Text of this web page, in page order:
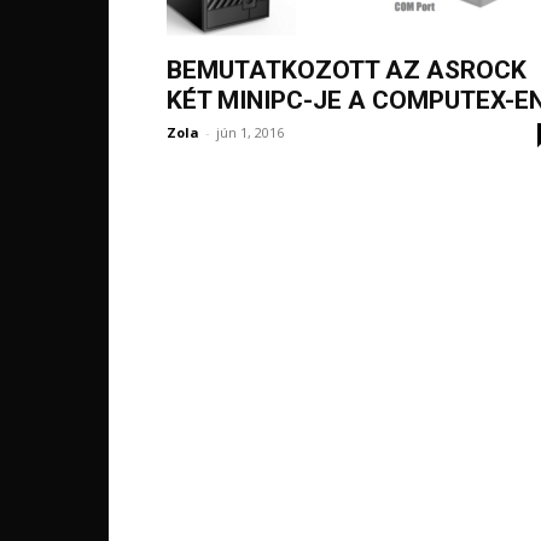
BEMUTATKOZOTT AZ ASROCK
KÉT MINIPC-JE A COMPUTEX-
Zola - jún 1, 2016